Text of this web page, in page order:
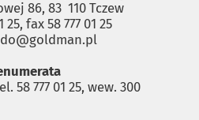
86, 83 ­ 110 Tczew
25, fax 58 777 01 25
58 777 01 25, wew. 300